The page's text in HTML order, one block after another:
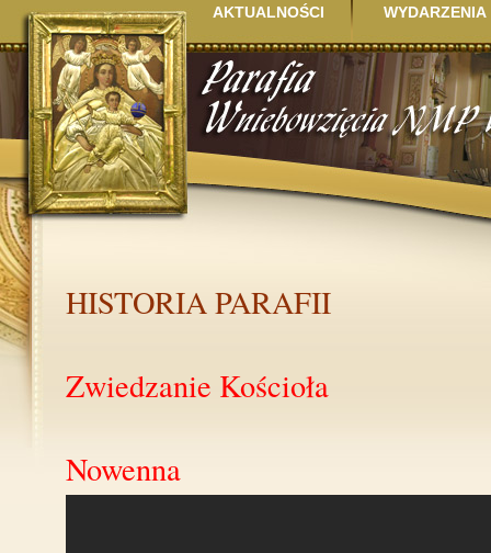
AKTUALNOŚCI WYDARZENIA
HISTORIA PARAFII
Zwiedzanie Kościoła
Nowenna